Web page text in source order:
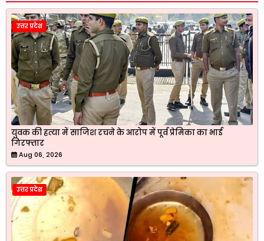
उत्तर प्रदेश
युवक की हत्या में साजिश रचने के आरोप में पूर्व प्रेमिका का भाई
गिरफ्तार
Aug 06, 2026
उत्तर प्रदेश